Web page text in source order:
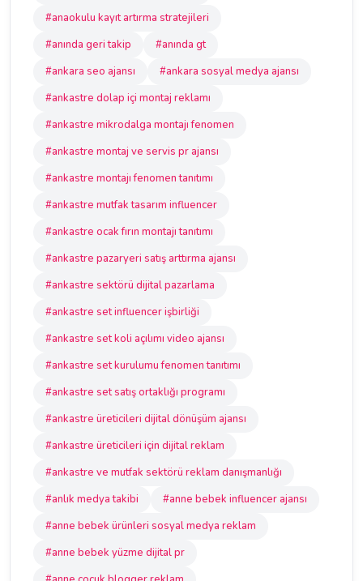
#anaokulu kayıt artırma stratejileri
#anında geri takip
#anında gt
#ankara seo ajansı
#ankara sosyal medya ajansı
#ankastre dolap içi montaj reklamı
#ankastre mikrodalga montajı fenomen
#ankastre montaj ve servis pr ajansı
#ankastre montajı fenomen tanıtımı
#ankastre mutfak tasarım influencer
#ankastre ocak fırın montajı tanıtımı
#ankastre pazaryeri satış arttırma ajansı
#ankastre sektörü dijital pazarlama
#ankastre set influencer işbirliği
#ankastre set koli açılımı video ajansı
#ankastre set kurulumu fenomen tanıtımı
#ankastre set satış ortaklığı programı
#ankastre üreticileri dijital dönüşüm ajansı
#ankastre üreticileri için dijital reklam
#ankastre ve mutfak sektörü reklam danışmanlığı
#anlık medya takibi
#anne bebek influencer ajansı
#anne bebek ürünleri sosyal medya reklam
#anne bebek yüzme dijital pr